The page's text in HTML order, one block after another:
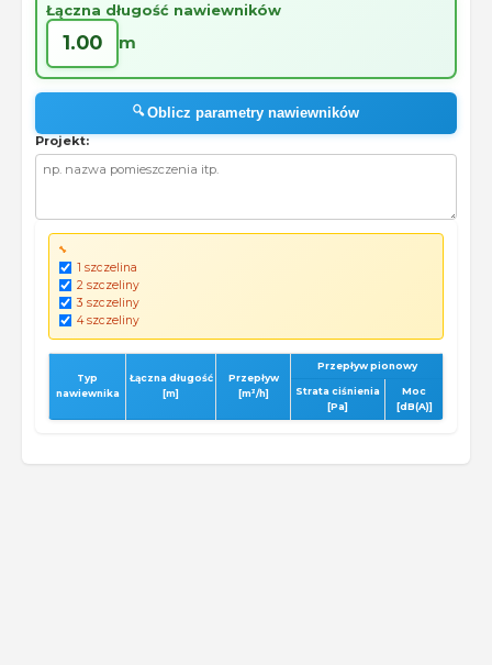
Łączna długość nawiewników
1.00 m
🔍 Oblicz parametry nawiewników
Projekt:
🔧
1 szczelina
2 szczeliny
3 szczeliny
4 szczeliny
Typ
nawiewnika
Łączna długość
[m]
Przepływ
[m³/h]
Przepływ pionowy
Strata ciśnienia
[Pa]
Moc
[dB(A)]